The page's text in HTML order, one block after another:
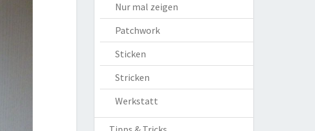
Nur mal zeigen
Patchwork
Sticken
Stricken
Werkstatt